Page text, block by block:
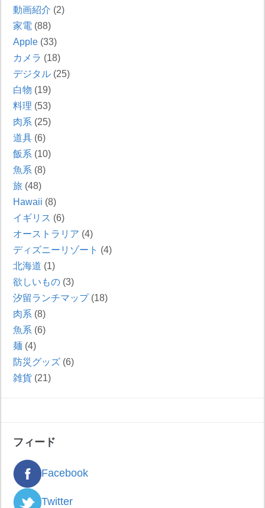
動画紹介 (2)
家電 (88)
Apple (33)
カメラ (18)
デジタル (25)
白物 (19)
料理 (53)
肉系 (25)
道具 (6)
飯系 (10)
魚系 (8)
旅 (48)
Hawaii (8)
イギリス (6)
オーストラリア (4)
ディズニーリゾート (4)
北海道 (1)
欲しいもの (3)
汐留ランチマップ(18)
肉系 (8)
魚系 (6)
麺 (4)
防災グッズ (6)
雑貨 (21)
フィード
Facebook
Twitter